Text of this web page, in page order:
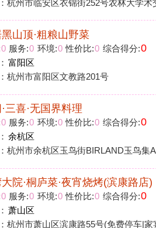
16 1 2 >
花铺子 | 免责声明
Powered by
免责声明：站内会员言论仅代表个人观点，